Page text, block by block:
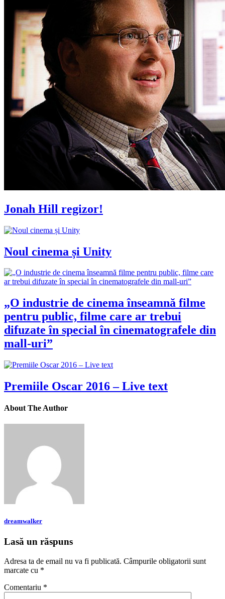
Jonah Hill regizor!
Noul cinema și Unity
„O industrie de cinema înseamnă filme
pentru public, filme care ar trebui
difuzate în special în cinematografele din
mall-uri”
Premiile Oscar 2016 – Live text
About The Author
dreamwalker
Lasă un răspuns
Adresa ta de email nu va fi publicată. Câmpurile obligatorii sunt
marcate cu *
Comentariu *